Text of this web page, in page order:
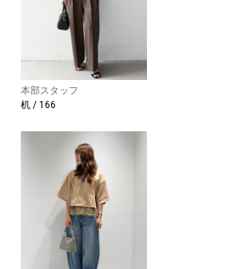
本部スタッフ
机 / 166